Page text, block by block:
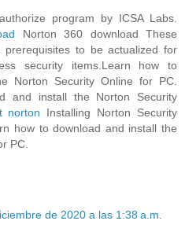
program by ICSA Labs.
Norton 360 download These
to be actualized for
security items.Learn how to
Norton Security Online for PC.
and install the Norton Security
norton Installing Norton Security
how to download and install the
PC.
de 2020 a las 1:38 a.m.